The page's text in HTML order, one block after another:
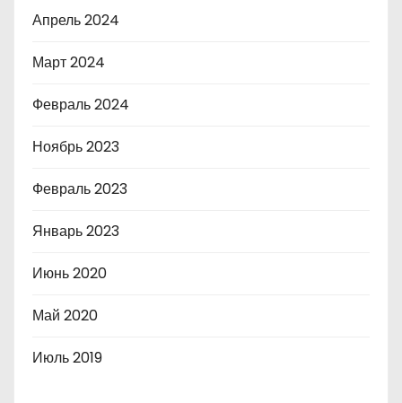
Апрель 2024
Март 2024
Февраль 2024
Ноябрь 2023
Февраль 2023
Январь 2023
Июнь 2020
Май 2020
Июль 2019